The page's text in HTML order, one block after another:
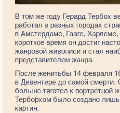
В том же году Герард Тербох
работал в разных городах
в Амстердаме, Гааге,
короткое время он достиг
жанровой живописи и стал
представителем жанра.
После женитьбы 14 февраля
в Девентере до самой смерти.
больше тяготел к портретной
Терборхом было создано
картин.